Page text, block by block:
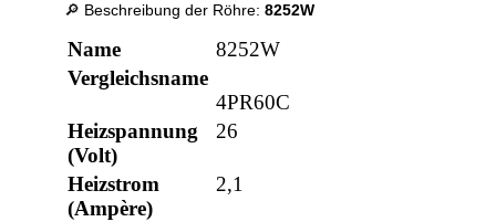
🔎 Beschreibung der Röhre:8252W
Name
8252W
Vergleichsname
4PR60C
Heizspannung
(Volt)
26
Heizstrom
(Ampère)
2,1